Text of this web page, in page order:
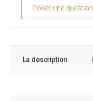
Poser une question
La description